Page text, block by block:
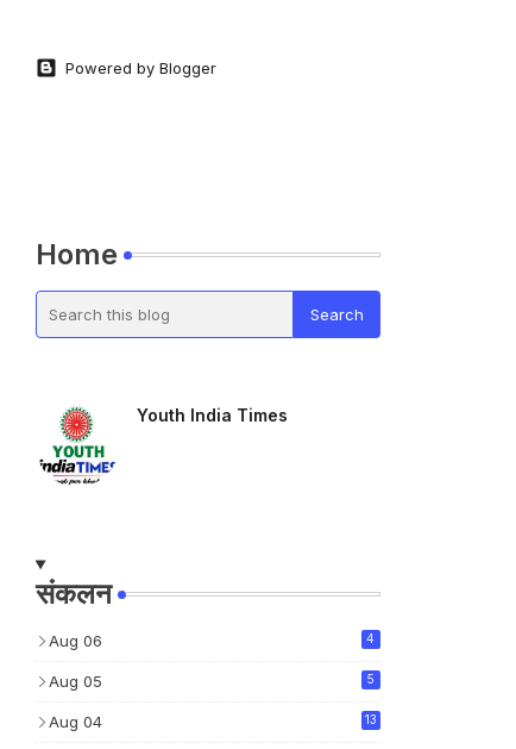
Powered by Blogger
Home
Youth India Times
संकलन
Aug 06 4
Aug 05 5
Aug 04 13